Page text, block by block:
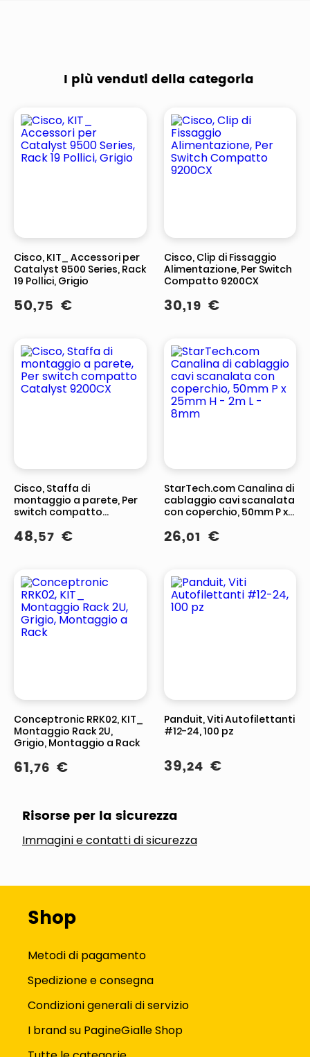
I più venduti della categoria
Cisco, KIT_ Accessori per
Catalyst 9500 Series, Rack
19 Pollici, Grigio
50,75 €
Cisco, Clip di Fissaggio
Alimentazione, Per Switch
Compatto 9200CX
30,19 €
Cisco, Staffa di
montaggio a parete, Per
switch compatto
48,57 €
StarTech.com Canalina di
cablaggio cavi scanalata
con coperchio, 50mm P x
26,01 €
Conceptronic RRK02, KIT_
Montaggio Rack 2U,
Grigio, Montaggio a Rack
61,76 €
Panduit, Viti Autofilettanti
#12-24, 100 pz
39,24 €
Risorse per la sicurezza
Immagini e contatti di sicurezza
Shop
Metodi di pagamento
Spedizione e consegna
Condizioni generali di servizio
I brand su PagineGialle Shop